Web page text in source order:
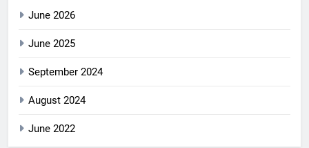
June 2026
June 2025
September 2024
August 2024
June 2022